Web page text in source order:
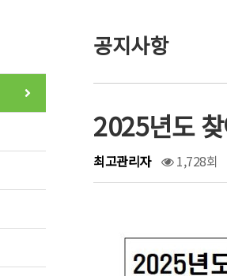
공지사항
2025년도
최고관리자 1,728회